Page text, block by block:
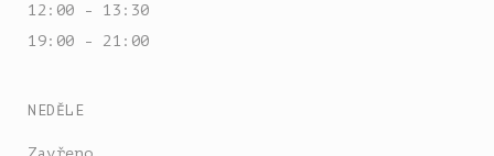
12:00 - 13:30
19:00 - 21:00
NEDĚLE